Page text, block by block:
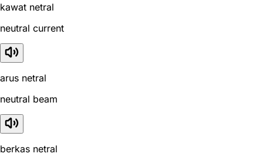
kawat netral
neutral current
arus netral
neutral beam
berkas netral